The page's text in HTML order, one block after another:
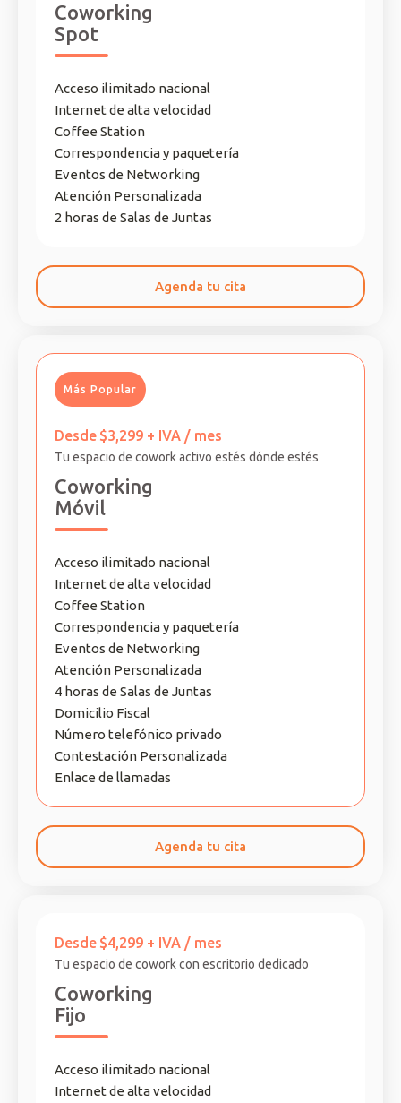
Coworking
Spot
Acceso ilimitado nacional
Internet de alta velocidad
Coffee Station
Correspondencia y paquetería
Eventos de Networking
Atención Personalizada
2 horas de Salas de Juntas
Agenda tu cita
Más Popular
Desde $3,299 + IVA / mes
Tu espacio de cowork activo estés dónde estés
Coworking
Móvil
Acceso ilimitado nacional
Internet de alta velocidad
Coffee Station
Correspondencia y paquetería
Eventos de Networking
Atención Personalizada
4 horas de Salas de Juntas
Domicilio Fiscal
Número telefónico privado
Contestación Personalizada
Enlace de llamadas
Agenda tu cita
Desde $4,299 + IVA / mes
Tu espacio de cowork con escritorio dedicado
Coworking
Fijo
Acceso ilimitado nacional
Internet de alta velocidad